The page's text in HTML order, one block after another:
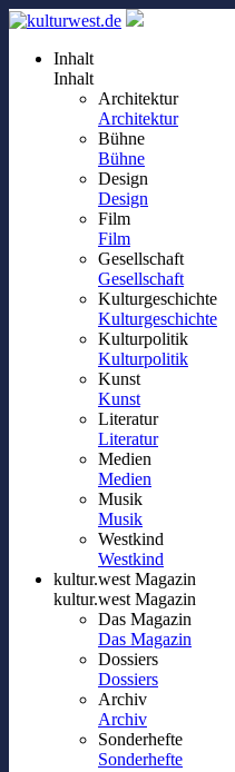
Inhalt
Inhalt
Architektur
Architektur
Bühne
Bühne
Design
Design
Film
Film
Gesellschaft
Gesellschaft
Kulturgeschichte
Kulturgeschichte
Kulturpolitik
Kulturpolitik
Kunst
Kunst
Literatur
Literatur
Medien
Medien
Musik
Musik
Westkind
Westkind
kultur.west Magazin
kultur.west Magazin
Das Magazin
Das Magazin
Dossiers
Dossiers
Archiv
Archiv
Sonderhefte
Sonderhefte